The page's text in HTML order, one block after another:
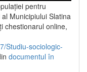
pentru
Municipiului Slatina
chestionarul online,
Studiu-sociologic-
documentul în